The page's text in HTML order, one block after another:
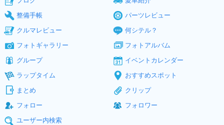
整備手帳
パーツレビュー
クルマレビュー
何シテル？
フォトギャラリー
フォトアルバム
グループ
イベントカレンダー
ラップタイム
おすすめスポット
まとめ
クリップ
フォロー
フォロワー
ユーザー内検索